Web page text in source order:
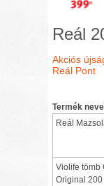
Reál
Akciós
Reál Pont
Termék neve
Reál
Violife tömb
Original 200